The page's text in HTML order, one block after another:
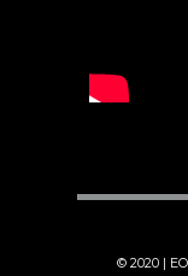
© 2020 |